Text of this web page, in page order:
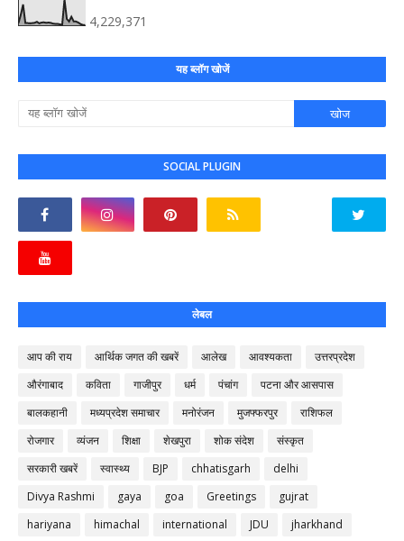
4,229,371
यह ब्लॉग खोजें
SOCIAL PLUGIN
लेबल
आप की राय आर्थिक जगत की खबरें आलेख आवश्यकता
उत्तरप्रदेश
औरंगाबाद
कविता गाजीपुर धर्म पंचांग
पटना और आसपास
बालकहानी
मध्यप्रदेश समाचार मनोरंजन मुजफ्फरपुर
राशिफल
रोजगार
व्यंजन शिक्षा शेखपुरा शोक संदेश
संस्कृत
सरकारी खबरें
स्वास्थ्य BJP chhatisgarh
delhi
Divya Rashmi
gaya goa Greetings
gujrat
hariyana
himachal international JDU
jharkhand